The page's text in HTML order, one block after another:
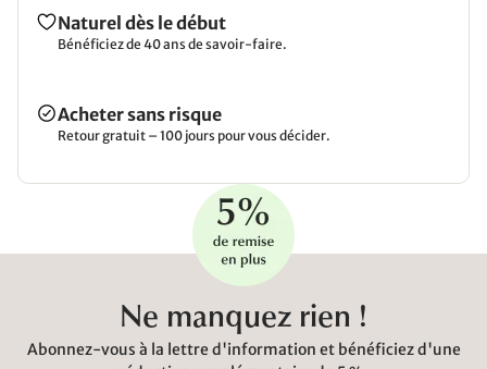
Naturel dès le début
Bénéficiez de 40 ans de savoir-faire.
Acheter sans risque
Retour gratuit – 100 jours pour vous décider.
Ne manquez rien !
Abonnez-vous à la lettre d'information et bénéficiez d'une